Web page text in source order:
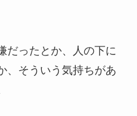
だったとか、人の下に
、そういう気持ちがあ